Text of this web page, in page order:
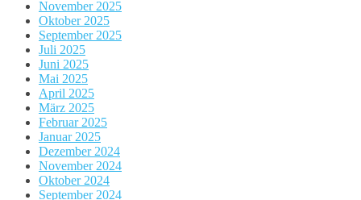
November 2025
Oktober 2025
September 2025
Juli 2025
Juni 2025
Mai 2025
April 2025
März 2025
Februar 2025
Januar 2025
Dezember 2024
November 2024
Oktober 2024
September 2024